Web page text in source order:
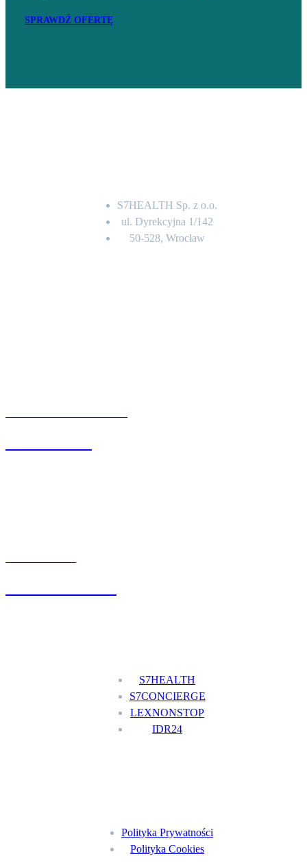
SPRAWDŹ OFERTĘ
S7HEALTH Sp. z o.o.
ul. Dyrekcyjna 1/142
50-528, Wrocław
S7HEALTH
S7CONCIERGE
LEXNONSTOP
IDR24
Polityka Prywatności
Polityka Cookies